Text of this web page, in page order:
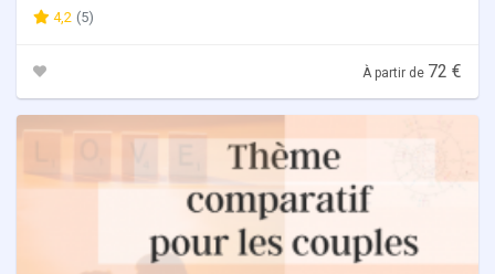
4,2 (5)
À partir de 72 €